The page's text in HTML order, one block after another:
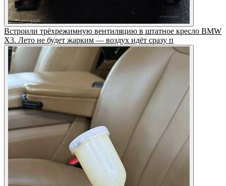
Встроили трёхрежимную вентиляцию в штатное кресло BMW
X3. Лето не будет жарким — воздух идёт сразу п